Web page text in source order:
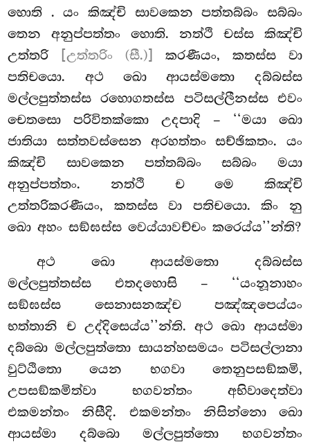
හොති . යං කිඤ්චි සාවකෙන පත්තබ්බං සබ්බං
තෙන අනුප්පත්තං හොති. නත්ථි චස්ස කිඤ්චි
උත්තරි
[උත්තරිං (සී.)]
කරණීයං, කතස්ස වා
පතිචයො. අථ ඛො ආයස්මතො දබ්බස්ස
මල්ලපුත්තස්ස රහොගතස්ස පටිසල්ලීනස්ස එවං
චෙතසො පරිවිතක්කො උදපාදි – ‘‘මයා ඛො
ජාතියා සත්තවස්සෙන අරහත්තං සච්ඡිකතං. යං
කිඤ්චි සාවකෙන පත්තබ්බං සබ්බං මයා
අනුප්පත්තං. නත්ථි ච මෙ කිඤ්චි
උත්තරිකරණීයං, කතස්ස වා පතිචයො. කිං නු
ඛො අහං සඞ්ඝස්ස වෙය්යාවච්චං කරෙය්ය’’න්ති?
අථ ඛො ආයස්මතො දබ්බස්ස
මල්ලපුත්තස්ස එතදහොසි – ‘‘යංනූනාහං
සඞ්ඝස්ස සෙනාසනඤ්ච පඤ්ඤපෙය්යං
භත්තානි ච උද්දිසෙය්ය’’න්ති. අථ ඛො ආයස්මා
දබ්බො මල්ලපුත්තො සායන්හසමයං පටිසල්ලානා
වුට්ඨිතො යෙන භගවා තෙනුපසඞ්කමි,
උපසඞ්කමිත්වා භගවන්තං අභිවාදෙත්වා
එකමන්තං නිසීදි. එකමන්තං නිසින්නො ඛො
ආයස්මා දබ්බො මල්ලපුත්තො භගවන්තං